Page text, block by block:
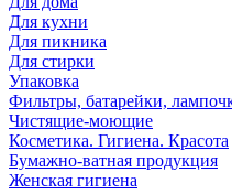
Для кухни
Для пикника
Для стирки
Упаковка
Фильтры, батарейки,
Чистящие-моющие
Косметика. Гигиена. Красота
Бумажно-ватная продукция
Женская гигиена